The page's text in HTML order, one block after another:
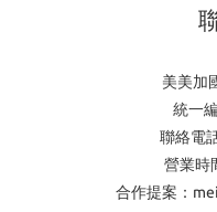
美美加
統一
聯絡電
營業時
合作提案：